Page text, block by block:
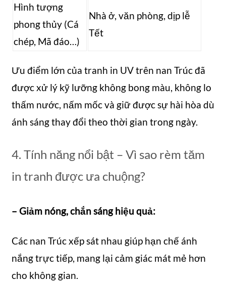
Hình tượng
phong thủy (Cá
chép, Mã đáo…)
Nhà ở, văn phòng, dịp lễ
Tết
Ưu điểm lớn của tranh in UV trên nan Trúc đã
được xử lý kỹ lưỡng không bong màu, không lo
thấm nước, nấm mốc và giữ được sự hài hòa dù
ánh sáng thay đổi theo thời gian trong ngày.
4. Tính năng nổi bật – Vì sao rèm tăm
in tranh được ưa chuộng?
– Giảm nóng, chắn sáng hiệu quả:
Các nan Trúc xếp sát nhau giúp hạn chế ánh
nắng trực tiếp, mang lại cảm giác mát mẻ hơn
cho không gian.